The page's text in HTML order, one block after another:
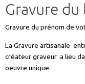
Gravure
Gravure du prénom de
La Gravure artisanale
créateur graveur a lieu
oeuvre unique.